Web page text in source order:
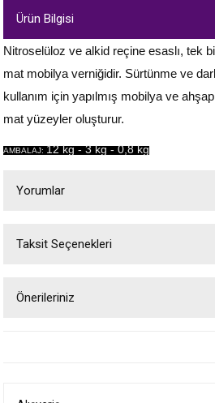
Ürün Bilgisi
Nitroselüloz ve alkid reçine esaslı, tek
mat mobilya verniğidir. Sürtünme ve
kullanım için yapılmış mobilya ve
mat yüzeyler oluşturur.
AMBALAJ: 12 kg - 3 kg - 0,8 kg
Yorumlar
Taksit Seçenekleri
Önerileriniz